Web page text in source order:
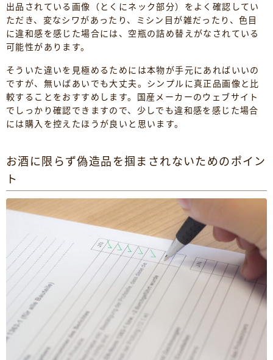
出品されている画像（とくにネック部分）をよく確認してい
ただき、変なシワがあったり、ミシン目が雑だったり、色目
に違和感を感じた場合には、空瓶の詰め替えがなされている
可能性があります。
そういた違いを見極めるためには本物が手元にあればいいの
ですが、無いばあいでも大丈夫。シンプルに真正品画像と比
較することをおすすめします。国産メーカーのウェブサイト
でしっかり確認できますので、少しでも違和感を感じた場合
には購入を控えたほうが良いと思います。
お酒に限らず偽造品を掴まされないためのポイン
ト